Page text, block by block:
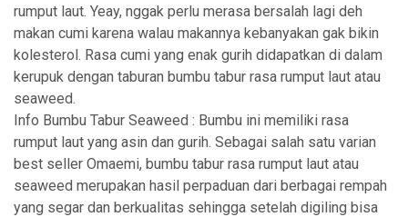
rumput laut. Yeay, nggak perlu merasa bersalah lagi deh
makan cumi karena walau makannya kebanyakan gak bikin
kolesterol. Rasa cumi yang enak gurih didapatkan di dalam
kerupuk dengan taburan bumbu tabur rasa rumput laut atau
seaweed.
Info Bumbu Tabur Seaweed : Bumbu ini memiliki rasa
rumput laut yang asin dan gurih. Sebagai salah satu varian
best seller Omaemi, bumbu tabur rasa rumput laut atau
seaweed merupakan hasil perpaduan dari berbagai rempah
yang segar dan berkualitas sehingga setelah digiling bisa